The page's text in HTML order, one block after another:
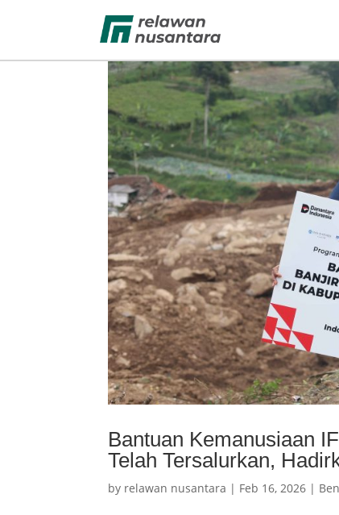
Bantuan Kemanusiaan
Telah Tersalurkan,
by relawan nusantara | Feb 16, 2026 |